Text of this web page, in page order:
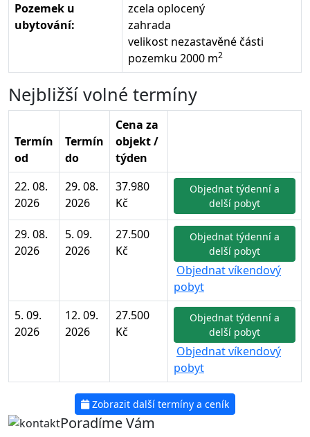
Pozemek u
ubytování:
zcela oplocený
zahrada
velikost nezastavěné části
pozemku 2000 m2
Nejbližší volné termíny
Termín
od
Termín
do
Cena za
objekt /
týden
22. 08.
2026
29. 08.
2026
37.980
Kč
Objednat týdenní a
delší pobyt
29. 08.
2026
5. 09.
2026
27.500
Kč
Objednat týdenní a
delší pobyt
Objednat víkendový
pobyt
5. 09.
2026
12. 09.
2026
27.500
Kč
Objednat týdenní a
delší pobyt
Objednat víkendový
pobyt
Zobrazit další termíny a ceník
Poradíme Vám